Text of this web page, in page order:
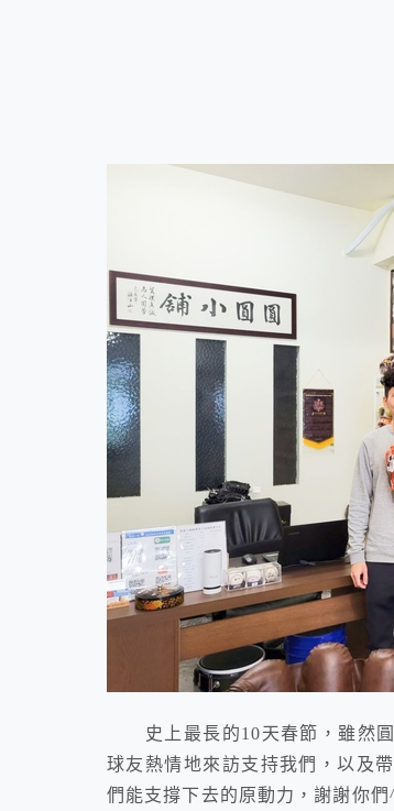
史上最長的10天春節，雖然圓
球友熱情地來訪支持我們，以及
們能支撐下去的原動力，謝謝你們